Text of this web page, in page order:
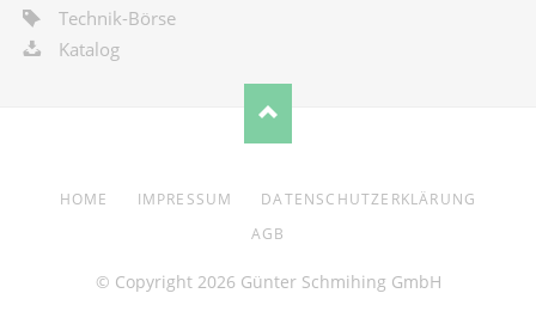
Technik-Börse
Katalog
NAVIGATION
ÜBERSPRINGEN
HOME IMPRESSUM
DATENSCHUTZERKLÄRUNG
AGB
© Copyright 2026 Günter Schmihing GmbH